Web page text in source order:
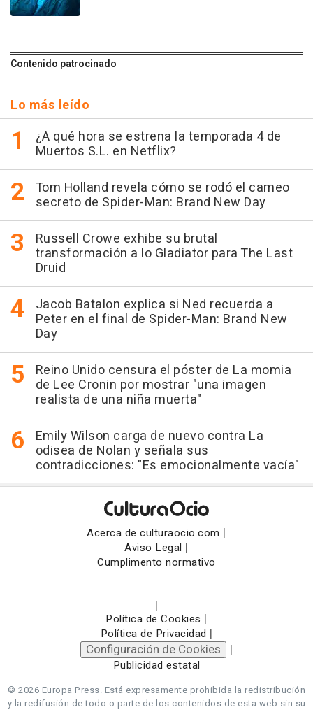
Contenido patrocinado
Lo más leído
¿A qué hora se estrena la temporada 4 de
Muertos S.L. en Netflix?
Tom Holland revela cómo se rodó el cameo
secreto de Spider-Man: Brand New Day
Russell Crowe exhibe su brutal
transformación a lo Gladiator para The Last
Druid
Jacob Batalon explica si Ned recuerda a
Peter en el final de Spider-Man: Brand New
Day
Reino Unido censura el póster de La momia
de Lee Cronin por mostrar "una imagen
realista de una niña muerta"
Emily Wilson carga de nuevo contra La
odisea de Nolan y señala sus
contradicciones: "Es emocionalmente vacía"
Acerca de culturaocio.com |
Aviso Legal |
Cumplimento normativo
|
Política de Cookies |
Política de Privacidad |
Configuración de Cookies |
Publicidad estatal
© 2026 Europa Press. Está expresamente prohibida la redistribución
y la redifusión de todo o parte de los contenidos de esta web sin su